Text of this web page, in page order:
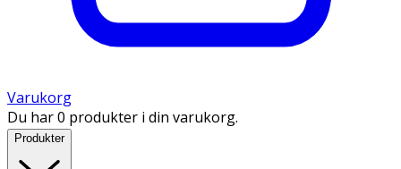
Varukorg
Du har 0 produkter i din varukorg.
Produkter